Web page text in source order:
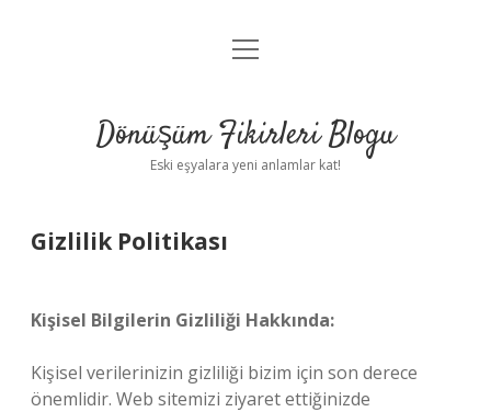
Anasayfa
Yasal Uyarı
menüyü
Dönüşüm Fikirleri Blogu
Eski eşyalara yeni anlamlar kat!
Gizlilik Politikası
Kişisel Bilgilerin Gizliliği Hakkında:
Kişisel verilerinizin gizliliği bizim için son derece
önemlidir. Web sitemizi ziyaret ettiğinizde